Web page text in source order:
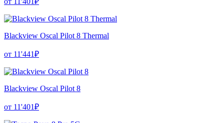
Blackview Oscal Pilot 8 Thermal
от 11'441₽
Blackview Oscal Pilot 8
от 11'401₽